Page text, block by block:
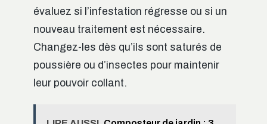
évaluez si l’infestation régresse ou si un
nouveau traitement est nécessaire.
Changez-les dès qu’ils sont saturés de
poussière ou d’insectes pour maintenir
leur pouvoir collant.